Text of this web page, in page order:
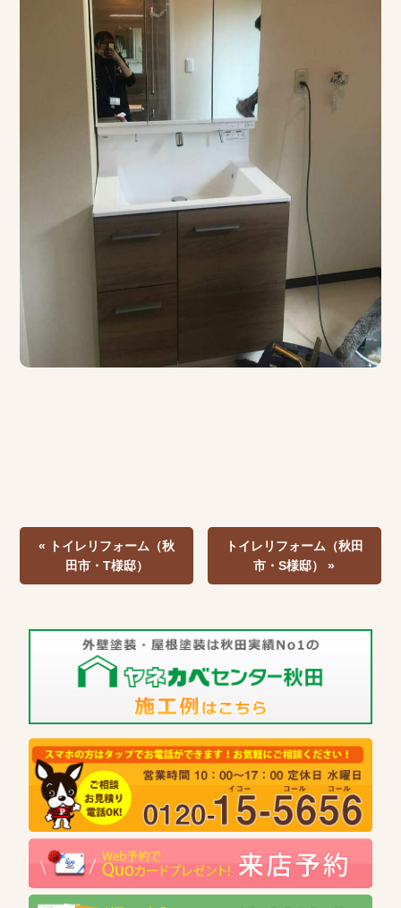
« トイレリフォーム（秋
田市・T様邸）
トイレリフォーム（秋田
市・S様邸） »